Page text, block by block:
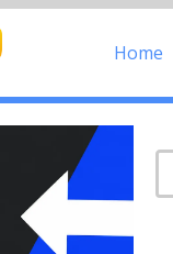
Home